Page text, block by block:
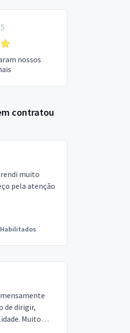
5
nossos
contratou
muito
pela atenção
Habilitados
de dirigir,
Muito
achei que eu